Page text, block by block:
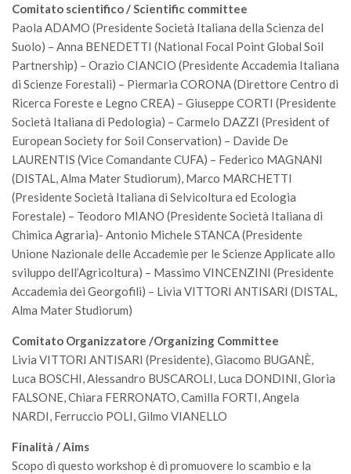
Giornate di Studio
Opportunità di Lavoro
Rassegne
Reports
Congressi
Pagina Congressi
Premi SISEF
XV Congresso (Sassari 2026)
XIV Congresso (Padova 2024)
XIII Congresso (Orvieto 2022)
XII Congresso (Palermo 2019)
X Congresso (Firenze 2015)
IX Congresso (Bolzano 2013)
VIII Congresso (Rende 2011)
VI Congresso (Arezzo 2007)
Comitato scientifico / Scientific committee
Paola ADAMO (Presidente Società Italiana della Scienza del
Suolo) – Anna BENEDETTI (National Focal Point Global Soil
Partnership) – Orazio CIANCIO (Presidente Accademia Italiana
di Scienze Forestali) – Piermaria CORONA (Direttore Centro di
Ricerca Foreste e Legno CREA) – Giuseppe CORTI (Presidente
Società Italiana di Pedologia) – Carmelo DAZZI (President of
European Society for Soil Conservation) – Davide De
LAURENTIS (Vice Comandante CUFA) – Federico MAGNANI
(DISTAL, Alma Mater Studiorum), Marco MARCHETTI
(Presidente Società Italiana di Selvicoltura ed Ecologia
Forestale) – Teodoro MIANO (Presidente Società Italiana di
Chimica Agraria)- Antonio Michele STANCA (Presidente
Unione Nazionale delle Accademie per le Scienze Applicate allo
sviluppo dell’Agricoltura) – Massimo VINCENZINI (Presidente
Accademia dei Georgofili) – Livia VITTORI ANTISARI (DISTAL,
Alma Mater Studiorum)
Comitato Organizzatore /Organizing Committee
Livia VITTORI ANTISARI (Presidente), Giacomo BUGANÈ,
Luca BOSCHI, Alessandro BUSCAROLI, Luca DONDINI, Gloria
FALSONE, Chiara FERRONATO, Camilla FORTI, Angela
NARDI, Ferruccio POLI, Gilmo VIANELLO
Finalità / Aims
Scopo di questo workshop è di promuovere lo scambio e la